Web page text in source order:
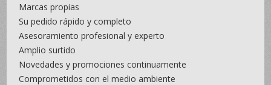
Marcas propias
Su pedido rápido y completo
Asesoramiento profesional y experto
Amplio surtido
Novedades y promociones continuamente
Comprometidos con el medio ambiente